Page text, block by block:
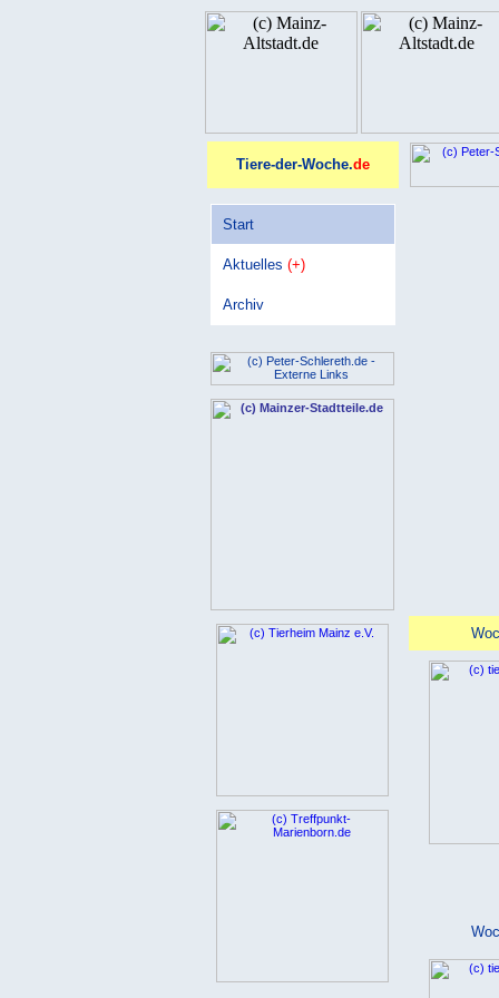
Tiere-der-Woche.de
Start
Aktuelles (+)
Archiv